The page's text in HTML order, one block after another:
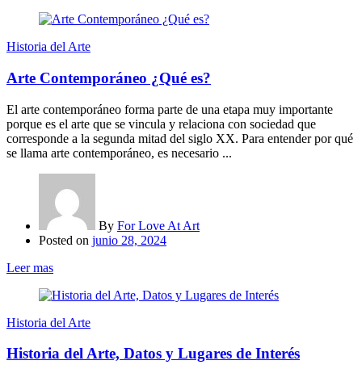
Historia del Arte
Arte Contemporáneo ¿Qué es?
El arte contemporáneo forma parte de una etapa muy importante
porque es el arte que se vincula y relaciona con sociedad que
corresponde a la segunda mitad del siglo XX. Para entender por qué
se llama arte contemporáneo, es necesario ...
By For Love At Art
Posted on junio 28, 2024
Leer mas
Historia del Arte
Historia del Arte, Datos y Lugares de Interés